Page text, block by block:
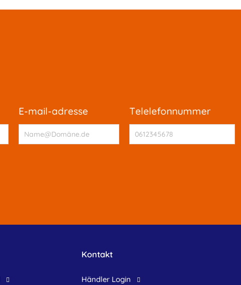
e-mail-adresse telelefonnummer
Kontakt
Händler Login